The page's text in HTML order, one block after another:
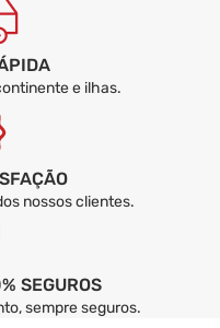
e ilhas.
nossos clientes.
SEGUROS
sempre seguros.